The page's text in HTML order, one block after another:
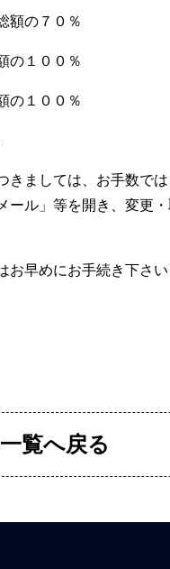
額の７０％
１００％
の１００％
きましては、お手数で
ール」等を開き、変更
お早めにお手続き下さ
一覧へ戻る